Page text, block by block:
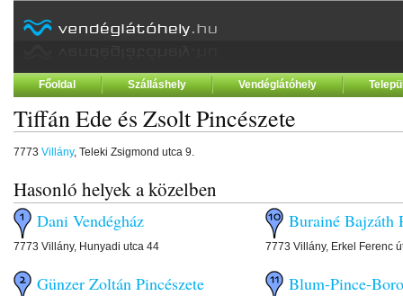
Főoldal Szálláshely Vendéglátóhely
Tiffán Ede és Zsolt Pincészete
7773 Villány, Teleki Zsigmond utca 9.
Hasonló helyek a közelben
Dani Vendégház
7773 Villány, Hunyadi utca 44
Günzer Zoltán Pincészete
Burainé Bajzáth
7773 Villány, Erkel Ferenc
Blum-Pince-